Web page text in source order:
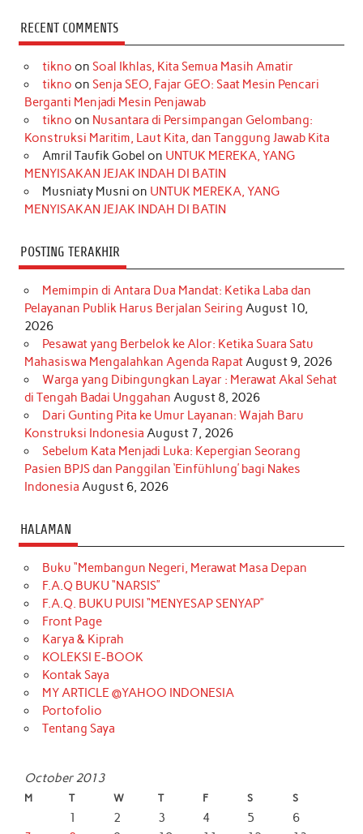
c
e
b
o
k
s
t
a
r
a
m
k
T
o
k
t
e
r
e
s
t
k
e
d
I
n
t
t
r
T
u
e
RECENT COMMENTS
tikno on Soal Ikhlas, Kita Semua Masih Amatir
tikno on Senja SEO, Fajar GEO: Saat Mesin Pencari
Berganti Menjadi Mesin Penjawab
tikno on Nusantara di Persimpangan Gelombang:
Konstruksi Maritim, Laut Kita, dan Tanggung Jawab Kita
Amril Taufik Gobel on UNTUK MEREKA, YANG
MENYISAKAN JEJAK INDAH DI BATIN
Musniaty Musni on UNTUK MEREKA, YANG
MENYISAKAN JEJAK INDAH DI BATIN
POSTING TERAKHIR
Memimpin di Antara Dua Mandat: Ketika Laba dan
Pelayanan Publik Harus Berjalan Seiring August 10,
2026
Pesawat yang Berbelok ke Alor: Ketika Suara Satu
Mahasiswa Mengalahkan Agenda RapatAugust 9, 2026
Warga yang Dibingungkan Layar : Merawat Akal Sehat
di Tengah Badai Unggahan August 8, 2026
Dari Gunting Pita ke Umur Layanan: Wajah Baru
Konstruksi Indonesia August 7, 2026
Sebelum Kata Menjadi Luka: Kepergian Seorang
Pasien BPJS dan Panggilan ‘Einfühlung’ bagi Nakes
Indonesia August 6, 2026
HALAMAN
Buku “Membangun Negeri, Merawat Masa Depan
F.A.Q BUKU “NARSIS”
F.A.Q. BUKU PUISI “MENYESAP SENYAP”
Front Page
Karya & Kiprah
KOLEKSI E-BOOK
Kontak Saya
MY ARTICLE @YAHOO INDONESIA
Portofolio
Tentang Saya
October 2013
M T W T F S S
1 2 3 4 5
6